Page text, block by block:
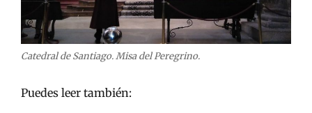
Catedral de Santiago. Misa del Peregrino.
Puedes leer también: